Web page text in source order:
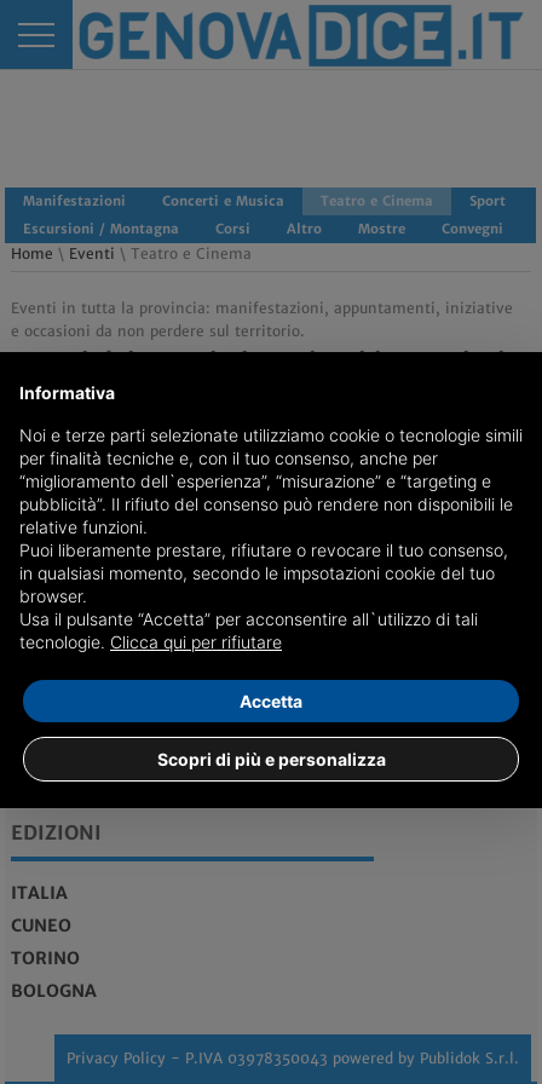
Manifestazioni Concerti e Musica Teatro e Cinema
Sport
Escursioni / Montagna
Corsi Altro Mostre Convegni
Home \ Eventi \ Teatro e Cinema
Eventi in tutta la provincia: manifestazioni, appuntamenti, iniziative
e occasioni da non perdere sul territorio.
Eventi dei prossimi 15 giorni in provincia
di Genova - Teatro e Cinema
REDAZIONE
redazione@genovadice.it
Maggiori informazioni...
Vendita case Genova
EDIZIONI
ITALIA
CUNEO
TORINO
BOLOGNA
Feed RSS
Privacy Policy - P.IVA 03978350043 powered by Publidok S.r.l.
Informativa
Noi e terze parti selezionate utilizziamo cookie o tecnologie simili
per finalità tecniche e, con il tuo consenso, anche per
“miglioramento dell`esperienza”, “misurazione” e “targeting e
pubblicità”. Il rifiuto del consenso può rendere non disponibili le
relative funzioni.
Puoi liberamente prestare, rifiutare o revocare il tuo consenso,
in qualsiasi momento, secondo le impsotazioni cookie del tuo
browser.
Usa il pulsante “Accetta” per acconsentire all`utilizzo di tali
tecnologie. Clicca qui per rifiutare
Scopri di più e personalizza
Accetta